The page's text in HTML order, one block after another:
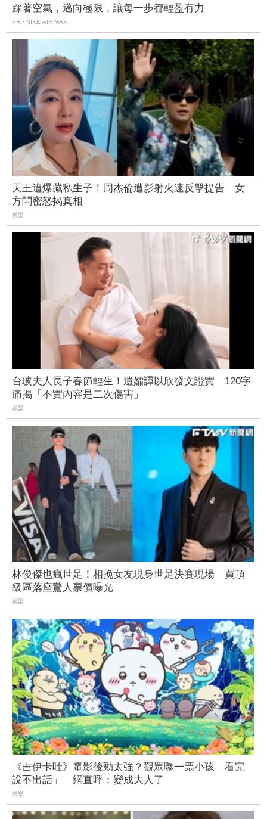
踩著空氣，邁向極限，讓每一步都輕盈有力
PR・NIKE AIR MAX
天王遭爆藏私生子！周杰倫遭影射火速反擊提告 女
方閨密怒揭真相
娛樂
台玻夫人長子春節輕生！遺孀譚以欣發文證實 120字
痛揭「不實內容是二次傷害」
娛樂
林俊傑也瘋世足！相挽女友現身世足決賽現場 買頂
級區落座驚人票價曝光
娛樂
《吉伊卡哇》電影後勁太強？觀眾曝一票小孩「看完
說不出話」 網直呼：變成大人了
娛樂